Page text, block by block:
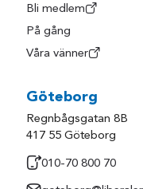
Bli medlem
På gång
Våra vänner
Göteborg
Regnbågsgatan 8B
417 55 Göteborg
010-70 800 70